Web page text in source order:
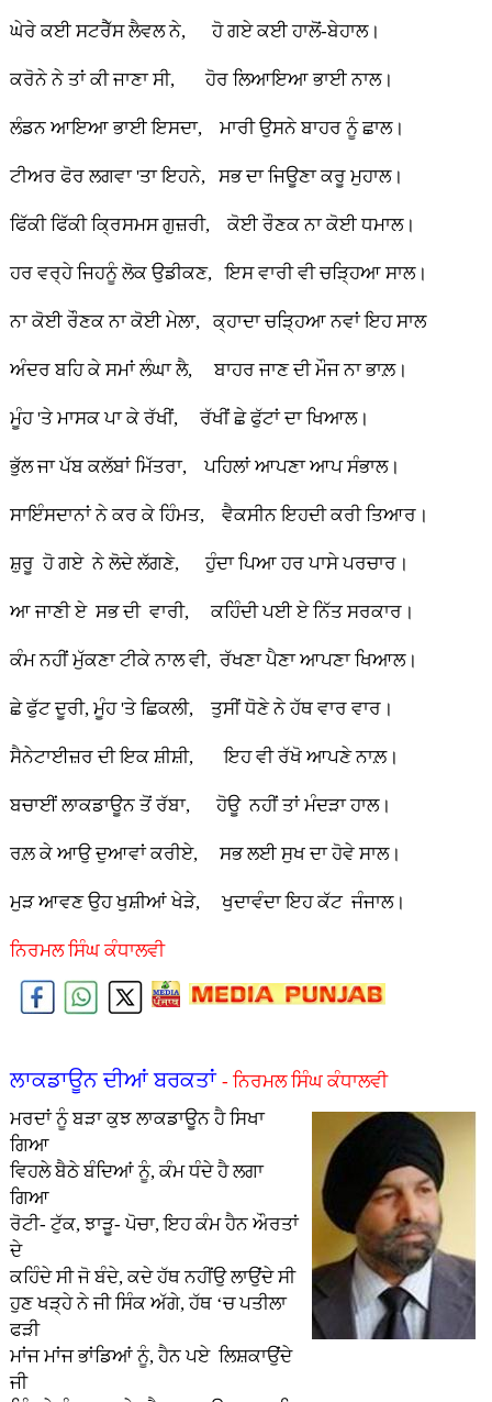
ਘੇਰੇ ਕਈ ਸਟਰੈੱਸ ਲੈਵਲ ਨੇ, ਹੋ ਗਏ ਕਈ ਹਾਲੋਂ-ਬੇਹਾਲ।
ਕਰੋਨੇ ਨੇ ਤਾਂ ਕੀ ਜਾਣਾ ਸੀ, ਹੋਰ ਲਿਆਇਆ ਭਾਈ ਨਾਲ।
ਲੰਡਨ ਆਇਆ ਭਾਈ ਇਸਦਾ, ਮਾਰੀ ਉਸਨੇ ਬਾਹਰ ਨੂੰ ਛਾਲ।
ਟੀਅਰ ਫੋਰ ਲਗਵਾ 'ਤਾ ਇਹਨੇ, ਸਭ ਦਾ ਜਿਊਣਾ ਕਰੂ ਮੁਹਾਲ।
ਫਿੱਕੀ ਫਿੱਕੀ ਕ੍ਰਿਸਮਸ ਗੁਜ਼ਰੀ, ਕੋਈ ਰੌਣਕ ਨਾ ਕੋਈ ਧਮਾਲ।
ਹਰ ਵਰ੍ਹੇ ਜਿਹਨੂੰ ਲੋਕ ਉਡੀਕਣ, ਇਸ ਵਾਰੀ ਵੀ ਚੜ੍ਹਿਆ ਸਾਲ।
ਨਾ ਕੋਈ ਰੌਣਕ ਨਾ ਕੋਈ ਮੇਲਾ, ਕ੍ਹਾਦਾ ਚੜ੍ਹਿਆ ਨਵਾਂ ਇਹ ਸਾਲ
ਅੰਦਰ ਬਹਿ ਕੇ ਸਮਾਂ ਲੰਘਾ ਲੈ, ਬਾਹਰ ਜਾਣ ਦੀ ਮੌਜ ਨਾ ਭਾਲ਼।
ਮੂੰਹ 'ਤੇ ਮਾਸਕ ਪਾ ਕੇ ਰੱਖੀਂ, ਰੱਖੀਂ ਛੇ ਫੁੱਟਾਂ ਦਾ ਖਿਆਲ।
ਭੁੱਲ ਜਾ ਪੱਬ ਕਲੱਬਾਂ ਮਿੱਤਰਾ, ਪਹਿਲਾਂ ਆਪਣਾ ਆਪ ਸੰਭਾਲ।
ਸਾਇੰਸਦਾਨਾਂ ਨੇ ਕਰ ਕੇ ਹਿੰਮਤ, ਵੈਕਸੀਨ ਇਹਦੀ ਕਰੀ ਤਿਆਰ।
ਸ਼ੁਰੂ ਹੋ ਗਏ ਨੇ ਲੋਦੇ ਲੱਗਣੇ, ਹੁੰਦਾ ਪਿਆ ਹਰ ਪਾਸੇ ਪਰਚਾਰ।
ਆ ਜਾਣੀ ਏ ਸਭ ਦੀ ਵਾਰੀ, ਕਹਿੰਦੀ ਪਈ ਏ ਨਿੱਤ ਸਰਕਾਰ।
ਕੰਮ ਨਹੀਂ ਮੁੱਕਣਾ ਟੀਕੇ ਨਾਲ ਵੀ, ਰੱਖਣਾ ਪੈਣਾ ਆਪਣਾ ਖਿਆਲ।
ਛੇ ਫੁੱਟ ਦੂਰੀ, ਮੂੰਹ 'ਤੇ ਛਿਕਲੀ, ਤੁਸੀਂ ਧੋਣੇ ਨੇ ਹੱਥ ਵਾਰ ਵਾਰ।
ਸੈਨੇਟਾਈਜ਼ਰ ਦੀ ਇਕ ਸ਼ੀਸ਼ੀ, ਇਹ ਵੀ ਰੱਖੋ ਆਪਣੇ ਨਾਲ਼।
ਬਚਾਈਂ ਲਾਕਡਾਊਨ ਤੋਂ ਰੱਬਾ, ਹੋਊ ਨਹੀਂ ਤਾਂ ਮੰਦੜਾ ਹਾਲ।
ਰਲ਼ ਕੇ ਆਉ ਦੁਆਵਾਂ ਕਰੀਏ, ਸਭ ਲਈ ਸੁਖ ਦਾ ਹੋਵੇ ਸਾਲ।
ਮੁੜ ਆਵਣ ਉਹ ਖੁਸ਼ੀਆਂ ਖੇੜੇ, ਖੁਦਾਵੰਦਾ ਇਹ ਕੱਟ ਜੰਜਾਲ।
ਨਿਰਮਲ ਸਿੰਘ ਕੰਧਾਲਵੀ
ਲਾਕਡਾਊਨ ਦੀਆਂ ਬਰਕਤਾਂ - ਨਿਰਮਲ ਸਿੰਘ ਕੰਧਾਲਵੀ
ਮਰਦਾਂ ਨੂੰ ਬੜਾ ਕੁਝ ਲਾਕਡਾਊਨ ਹੈ ਸਿਖਾ
ਗਿਆ
ਵਿਹਲੇ ਬੈਠੇ ਬੰਦਿਆਂ ਨੂੰ, ਕੰਮ ਧੰਦੇ ਹੈ ਲਗਾ
ਗਿਆ
ਰੋਟੀ- ਟੁੱਕ, ਝਾੜੂ- ਪੋਚਾ, ਇਹ ਕੰਮ ਹੈਨ ਔਰਤਾਂ
ਦੇ
ਕਹਿੰਦੇ ਸੀ ਜੋ ਬੰਦੇ, ਕਦੇ ਹੱਥ ਨਹੀਂਉ ਲਾਉਂਦੇ ਸੀ
ਹੁਣ ਖੜ੍ਹੇ ਨੇ ਜੀ ਸਿੰਕ ਅੱਗੇ, ਹੱਥ ‘ਚ ਪਤੀਲਾ
ਫੜੀ
ਮਾਂਜ ਮਾਂਜ ਭਾਂਡਿਆਂ ਨੂੰ, ਹੈਨ ਪਏ ਲਿਸ਼ਕਾਉਂਦੇ
ਜੀ